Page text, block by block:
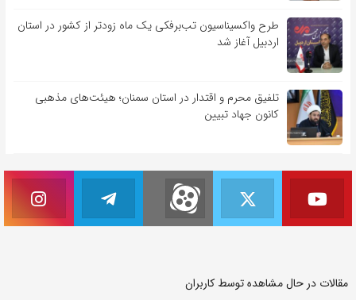
طرح واکسیناسیون تب‌برفکی یک ماه زودتر از کشور در استان
اردبیل آغاز شد
تلفیق محرم و اقتدار در استان سمنان؛ هیئت‌های مذهبی
کانون جهاد تبیین
مقالات در حال مشاهده توسط کاربران